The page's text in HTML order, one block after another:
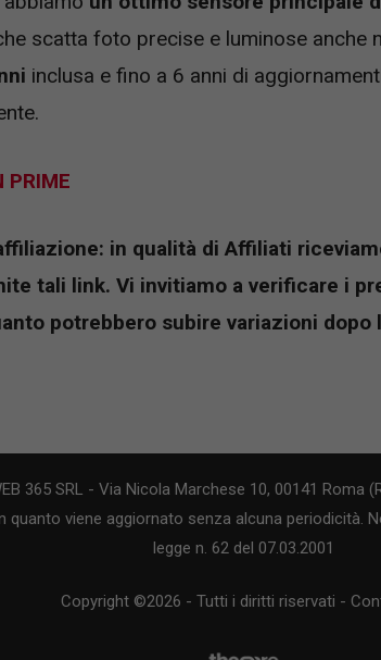
scatta foto precise e luminose anche
inclusa e fino a 6 anni di
PRIME
in qualità di Affiliati
tali link. Vi invitiamo a verificare i
potrebbero subire variazioni dopo
365 SRL - Via Nicola Marchese 10, 00141 Roma
viene aggiornato senza alcuna periodicità.
legge n. 62 del 07.03.2001
Copyright ©2026 - Tutti i diritti riservati -